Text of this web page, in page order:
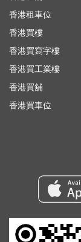
香港租車位
香港買樓
香港買寫字樓
香港買工業樓
香港買舖
香港買車位